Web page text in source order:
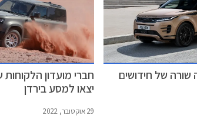
שורה של חידושים
חברי מועדון
יצאו למסע בירדן
29 אוקטובר, 2022